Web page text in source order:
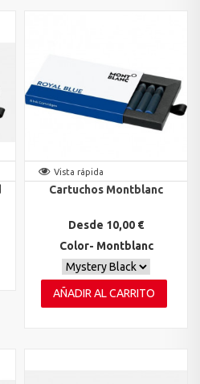
Vista rápida
Cartuchos Montblanc
Desde 10,00 €
Color- Montblanc
AÑADIR AL CARRITO